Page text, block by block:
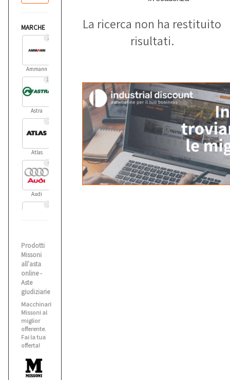
MARCHE
2
Ammann
11
Astra
1
Atlas
4
Audi
1
Benati
Bianco
Biesse
Prodotti
Missoni
all'asta
online -
Aste
giudiziarie
Macchinari
Missoni al
miglior
offerente.
Fai la tua
offerta!
La ricerca non ha restituito
risultati.